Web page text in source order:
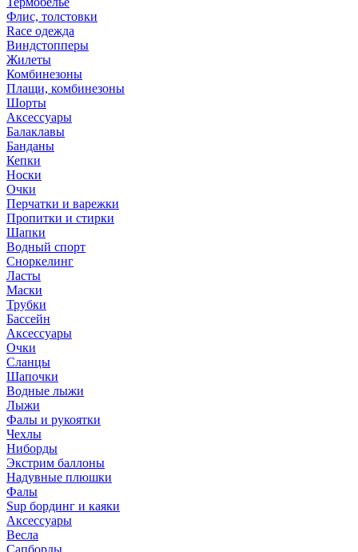
Флис, толстовки
Race одежда
Виндстопперы
Жилеты
Комбинезоны
Плащи, комбинезоны
Шорты
Аксессуары
Балаклавы
Банданы
Кепки
Носки
Очки
Перчатки и варежки
Пропитки и стирки
Шапки
Водный спорт
Сноркелинг
Ласты
Маски
Трубки
Бассейн
Аксессуары
Очки
Сланцы
Шапочки
Водные лыжи
Лыжи
Фалы и рукоятки
Чехлы
Ниборды
Экстрим баллоны
Надувные плюшки
Фалы
Sup бординг и каяки
Аксессуары
Весла
Сапборды